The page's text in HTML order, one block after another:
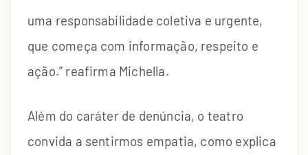
uma responsabilidade coletiva e urgente,
que começa com informação, respeito e
ação.” reafirma Michella.
Além do caráter de denúncia, o teatro
convida a sentirmos empatia, como explica